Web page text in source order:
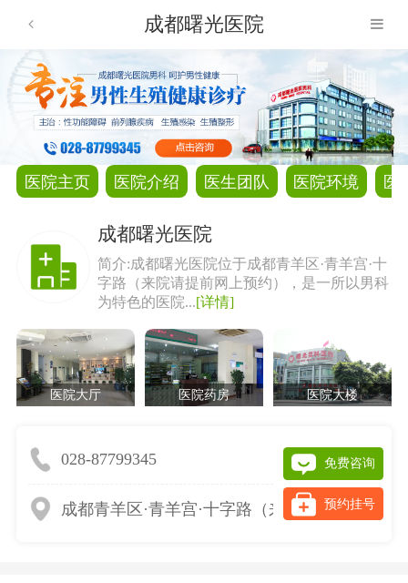
成都曙光医院
医院主页 医院介绍 医生团队 医院环境 医
成都曙光医院
简介:成都曙光医院位于成都青羊区·青羊宫·十
字路（来院请提前网上预约），是一所以男科
为特色的医院...[详情]
医院大厅 医院药房 医院大楼
028-87799345
成都青羊区·青羊宫·十字路（来院请提前网上预
免费咨询
预约挂号